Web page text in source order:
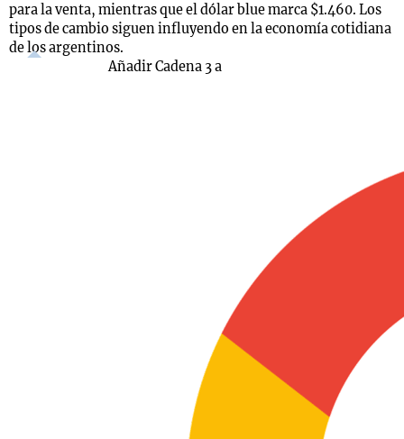
para la venta, mientras que el dólar blue marca $1.460. Los
tipos de cambio siguen influyendo en la economía cotidiana
de los argentinos.
Añadir Cadena 3 a
La Sole en
Cadena 3